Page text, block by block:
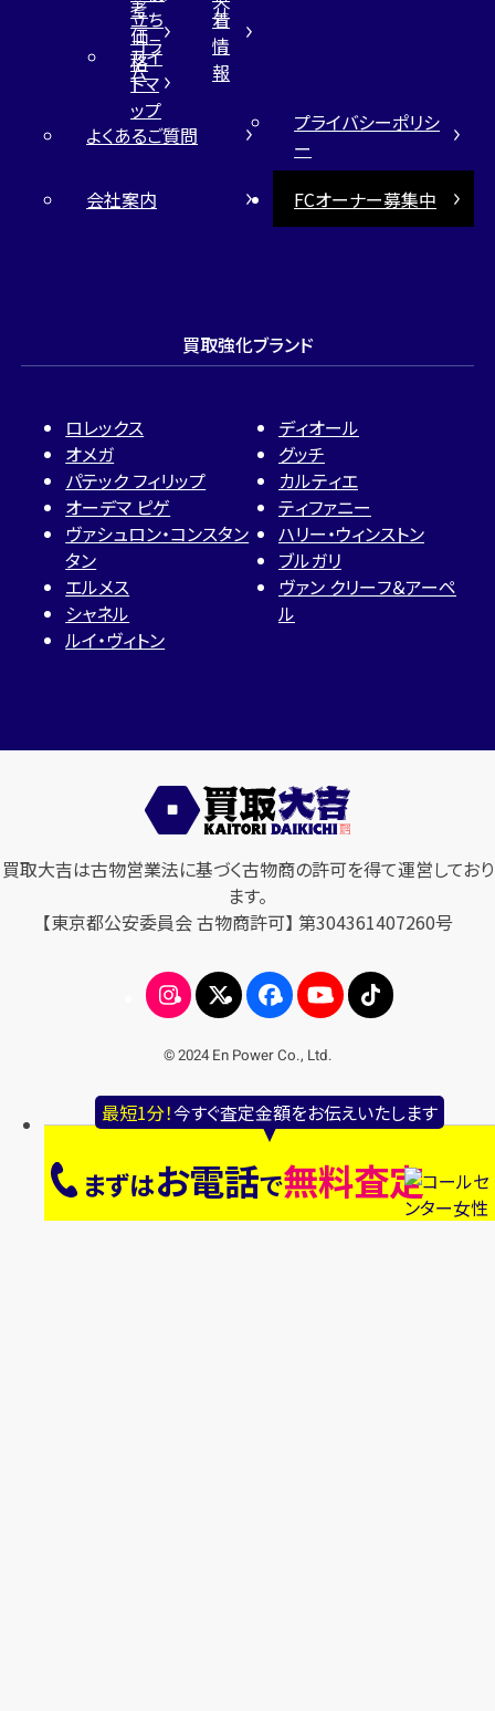
最短1分！今すぐ査定金額をお伝えいたします
まずはお電話で無料査定
考
価
格
介
立ち
コラ
ム
着
情
報
サイ
トマ
ップ
よくあるご質問
プライバシーポリシ
ー
会社案内
FCオーナー募集中
買取強化ブランド
ロレックス
オメガ
パテック フィリップ
オーデマ ピゲ
ヴァシュロン・コンスタン
タン
エルメス
シャネル
ルイ・ヴィトン
ディオール
グッチ
カルティエ
ティファニー
ハリー・ウィンストン
ブルガリ
ヴァン クリーフ＆アーペ
ル
買取大吉は古物営業法に基づく古物商の許可を得て運営しており
ます。
【東京都公安委員会 古物商許可】 第304361407260号
© 2024 En Power Co., Ltd.